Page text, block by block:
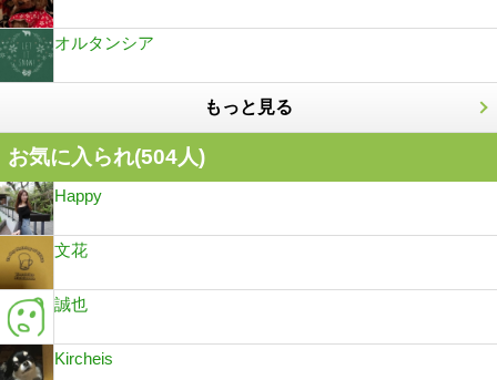
オルタンシア
もっと見る
お気に入られ(504人)
Happy
文花
誠也
Kircheis